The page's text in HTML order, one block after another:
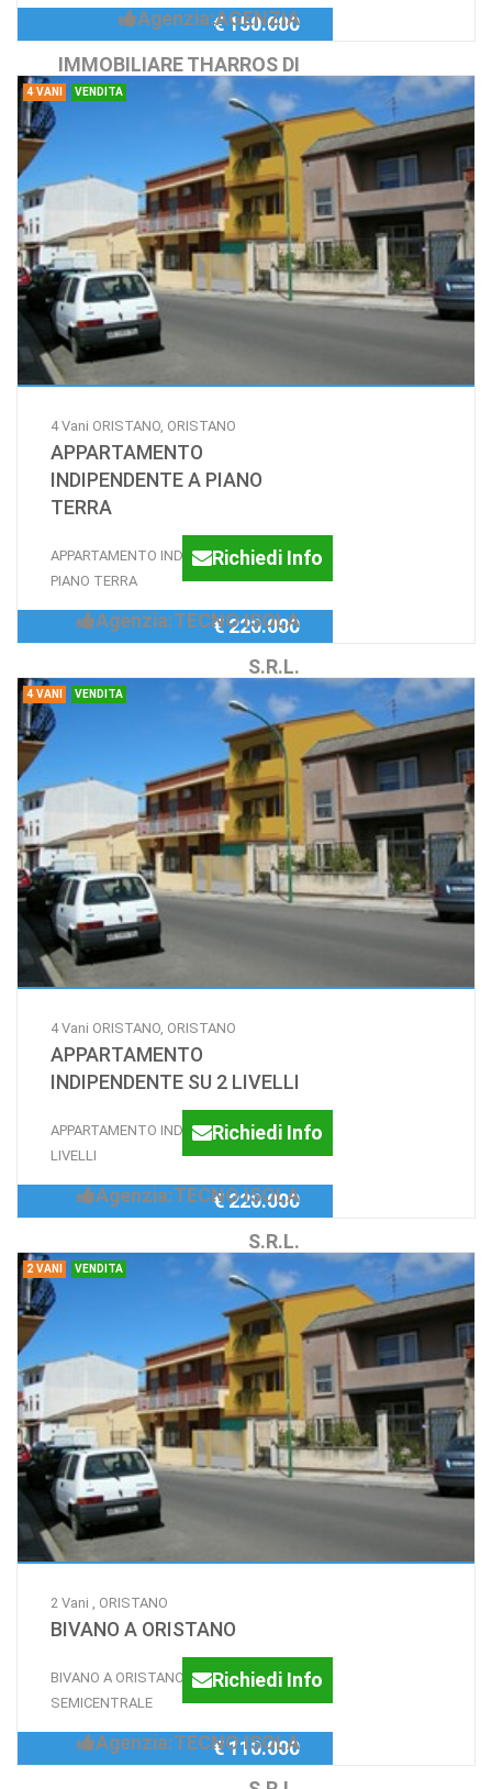
Agenzia:AGENZIA
IMMOBILIARE THARROS DI
MONICA CASU E C. S
€ 150.000
4 VANI VENDITA
4 Vani ORISTANO, ORISTANO
APPARTAMENTO
INDIPENDENTE A PIANO
TERRA
APPARTAMENTO INDIPENDENTE A
PIANO TERRA
Richiedi Info
Agenzia:TECNO ISOLA
S.R.L.
€ 220.000
4 VANI VENDITA
4 Vani ORISTANO, ORISTANO
APPARTAMENTO
INDIPENDENTE SU 2 LIVELLI
APPARTAMENTO INDIPENDENTE SU 2
LIVELLI
Richiedi Info
Agenzia:TECNO ISOLA
S.R.L.
€ 220.000
2 VANI VENDITA
2 Vani , ORISTANO
BIVANO A ORISTANO
BIVANO A ORISTANO IN ZONA
SEMICENTRALE
Richiedi Info
Agenzia:TECNO ISOLA
€ 110.000